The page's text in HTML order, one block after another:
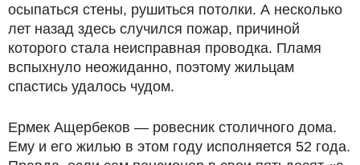
осыпаться стены, рушиться потолки. А несколько
лет назад здесь случился пожар, причиной
которого стала неисправная проводка. Пламя
вспыхнуло неожиданно, поэтому жильцам
спастись удалось чудом.
Ермек Ащербеков — ровесник столичного дома.
Ему и его жилью в этом году исполняется 52 года.